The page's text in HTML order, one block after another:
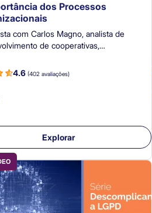
dos Processos
de
de cooperativas,
estratégica.
4.6 (402 avaliações)
Explorar